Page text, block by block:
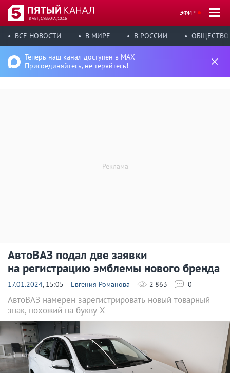
8 АВГ, СУББОТА, 10:16
ЭФИР
ВСЕ НОВОСТИ В МИРЕ В РОССИИ ОБЩЕСТВО
Теперь наш канал доступен в MAX
Присоединяйтесь, не теряйтесь!
АвтоВАЗ подал две заявки
на регистрацию эмблемы нового бренда
17.01.2024, 15:05 Евгения Романова 2 863 0
АвтоВАЗ намерен зарегистрировать новый товарный
знак, похожий на букву X